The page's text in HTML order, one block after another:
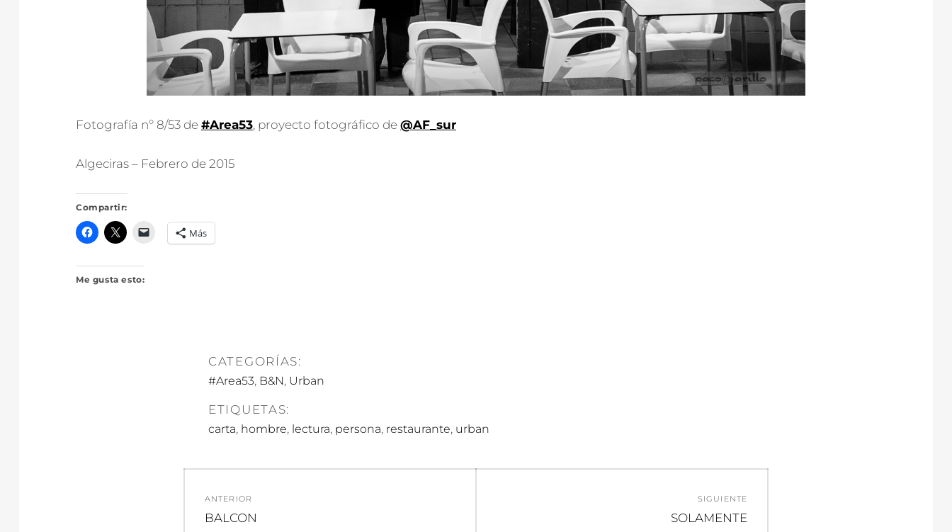
Fotografía nº 8/53 de #Area53, proyecto fotográfico de @AF_sur
Algeciras – Febrero de 2015
Compartir:
Más
Me gusta esto:
CATEGORÍAS:
#Area53, B&N, Urban
ETIQUETAS:
carta, hombre, lectura, persona, restaurante, urban
de
ANTERIOR
Entrada
BALCON
SIGUIENTE
Entrada
SOLAMENTE